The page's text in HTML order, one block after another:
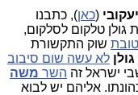
(כאן), כתבנו
טלקום לסלקום,
שוק התקשורת
לא עשה שום סיבוב
ישראל זה השר משה
אליהם יש לבוא